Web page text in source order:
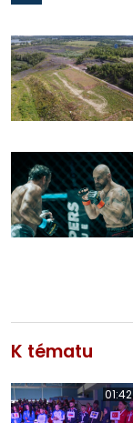
K tématu
01:42